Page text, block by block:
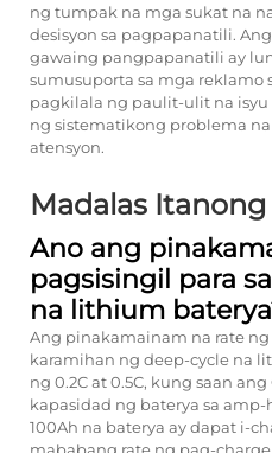
ng tumpak na mga sukat na
desisyon sa pagpapanatili.
gawaing pangpapanatili ay
sumusuporta sa mga reklamo
pagkilala ng paulit-ulit na
ng sistematikong problema
atensyon.
Madalas Itanong
Ano ang
pagsisingil para
na lithium
Ang pinakamainam na rate ng
karamihan ng deep-cycle na
ng 0.2C at 0.5C, kung saan
kapasidad ng baterya sa
100Ah na baterya ay dapat i-